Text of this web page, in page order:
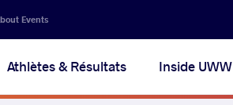
Events
Athlètes & Résultats Inside UWW